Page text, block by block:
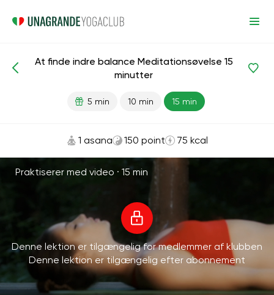
Meditationer og vejrtrækning
At finde indre balance Meditationsøvelse 15
minutter
5 min 10 min 15 min
1 asana 150 point 75 kcal
Praktiserer med video · 15 min
Denne lektion er tilgængelig for medlemmer af klubben
Denne lektion er tilgængelig efter abonnement